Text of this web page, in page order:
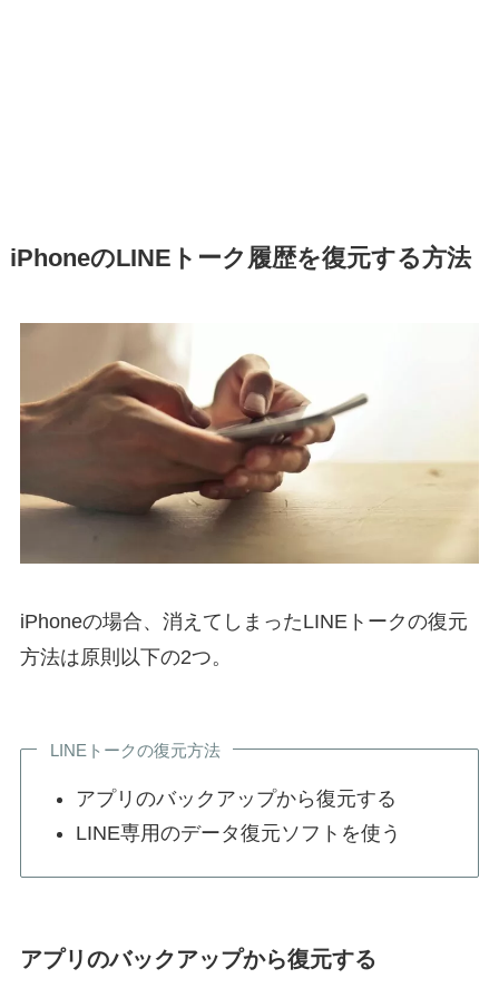
iPhoneのLINEトーク履歴を復元する方法
iPhoneの場合、消えてしまったLINEトークの復元
方法は原則以下の2つ。
LINEトークの復元方法
アプリのバックアップから復元する
LINE専用のデータ復元ソフトを使う
アプリのバックアップから復元する